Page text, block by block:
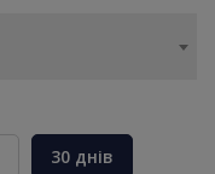
30 днів